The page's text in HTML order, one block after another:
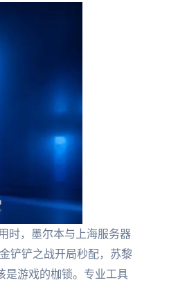
时，墨尔本与上海服务器
铲铲之战开局秒配，苏黎
是游戏的枷锁。专业工具